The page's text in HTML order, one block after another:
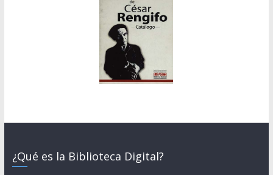
¿Qué es la Biblioteca Digital?